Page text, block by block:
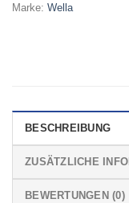
Marke: Wella
BESCHREIBUNG
ZUSÄTZLICHE
BEWERTUNGEN (0)